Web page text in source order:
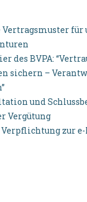
für
des BVPA:
sichern –
und
Vergütung
zur e-